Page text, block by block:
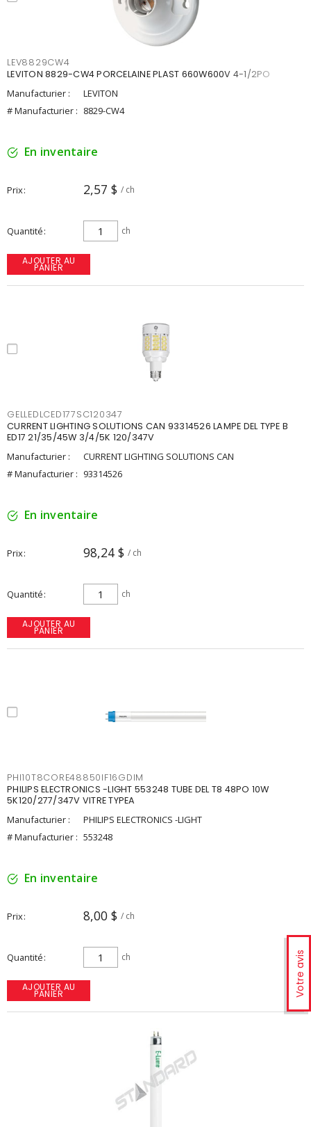
Votre avis
LEV8829CW4
LEVITON 8829-CW4 PORCELAINE PLAST 660W600V 4-1/2PO
Manufacturier :
LEVITON
# Manufacturier : 8829-CW4
En inventaire
Prix 2,57 $ / ch
Quantité ch
AJOUTER AU
PANIER
GELLEDLCED177SC120347
CURRENT LIGHTING SOLUTIONS CAN 93314526 LAMPE DEL TYPE B
ED17 21/35/45W 3/4/5K 120/347V
Manufacturier :
CURRENT LIGHTING SOLUTIONS CAN
# Manufacturier : 93314526
En inventaire
Prix 98,24 $ / ch
Quantité ch
AJOUTER AU
PANIER
PHI10T8CORE48850IF16GDIM
PHILIPS ELECTRONICS -LIGHT 553248 TUBE DEL T8 48PO 10W
5K120/277/347V VITRE TYPEA
Manufacturier :
PHILIPS ELECTRONICS -LIGHT
# Manufacturier : 553248
En inventaire
Prix 8,00 $ / ch
Quantité ch
AJOUTER AU
PANIER